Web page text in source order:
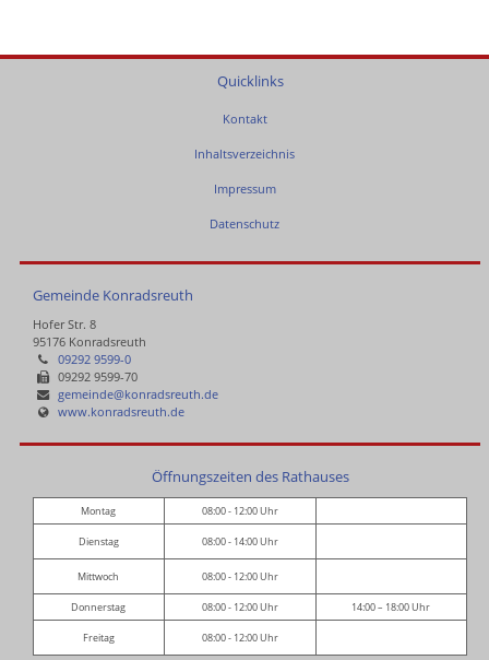
Quicklinks
Kontakt
Inhaltsverzeichnis
Impressum
Datenschutz
Gemeinde Konradsreuth
Hofer Str. 8
95176 Konradsreuth
09292 9599-0
09292 9599-70
gemeinde@konradsreuth.de
www.konradsreuth.de
Öffnungszeiten des Rathauses
Montag 08:00 - 12:00 Uhr
Dienstag 08:00 - 14:00 Uhr
Mittwoch 08:00 - 12:00 Uhr
Donnerstag 08:00 - 12:00 Uhr 14:00 – 18:00 Uhr
Freitag 08:00 - 12:00 Uhr